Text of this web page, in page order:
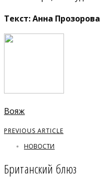
Текст: Анна Прозорова
Вояж
PREVIOUS ARTICLE
НОВОСТИ
Британский блюз